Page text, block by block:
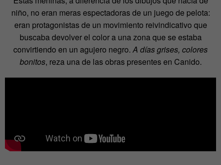
niño, no eran meras espectadoras de un juego de pelota:
eran protagonistas de un movimiento reivindicativo que
buscaba devolver el color a una zona que se estaba
convirtiendo en un agujero negro.A días grises, colores
bonitos, reza una de las obras presentes en Canido.